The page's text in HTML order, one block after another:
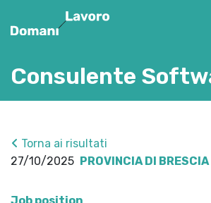
Consulente
Torna ai risultati
27/10/2025 PROVINCIA DI BRESCIA